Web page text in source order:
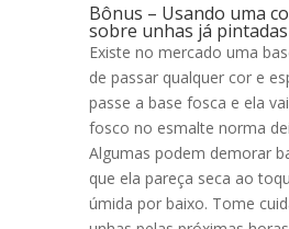
Bônus – Usando uma
sobre unhas já pintadas
Existe no mercado uma
de passar qualquer cor e
passe a base fosca e ela
fosco no esmalte norma
Algumas podem demorar
que ela pareça seca ao
úmida por baixo. Tome